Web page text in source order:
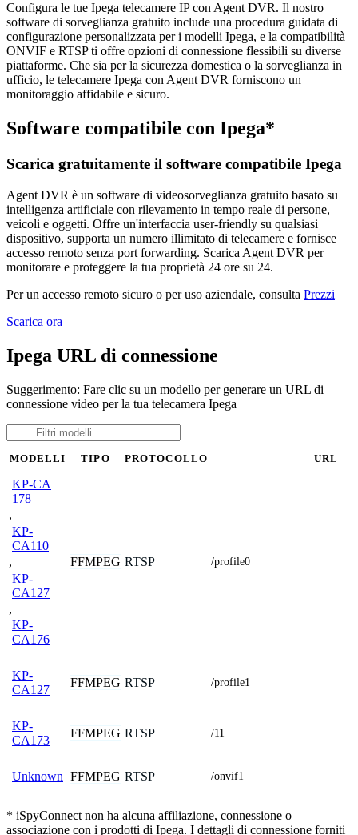
Configura le tue Ipega telecamere IP con Agent DVR. Il nostro
software di sorveglianza gratuito include una procedura guidata di
configurazione personalizzata per i modelli Ipega, e la compatibilità
ONVIF e RTSP ti offre opzioni di connessione flessibili su diverse
piattaforme. Che sia per la sicurezza domestica o la sorveglianza in
ufficio, le telecamere Ipega con Agent DVR forniscono un
monitoraggio affidabile e sicuro.
Software compatibile con Ipega*
Scarica gratuitamente il software compatibile Ipega
Agent DVR è un software di videosorveglianza gratuito basato su
intelligenza artificiale con rilevamento in tempo reale di persone,
veicoli e oggetti. Offre un'interfaccia user-friendly su qualsiasi
dispositivo, supporta un numero illimitato di telecamere e fornisce
accesso remoto senza port forwarding. Scarica Agent DVR per
monitorare e proteggere la tua proprietà 24 ore su 24.
Per un accesso remoto sicuro o per uso aziendale, consulta Prezzi
Scarica ora
Ipega URL di connessione
Suggerimento: Fare clic su un modello per generare un URL di
connessione video per la tua telecamera Ipega
MODELLI TIPO PROTOCOLLO URL
KP-CA
178
,
KP-
CA110
,
KP-
CA127
,
KP-
CA176
FFMPEG RTSP /profile0
KP-
CA127
FFMPEG RTSP /profile1
KP-
CA173
FFMPEG RTSP /11
Unknown FFMPEG RTSP /onvif1
* iSpyConnect non ha alcuna affiliazione, connessione o
associazione con i prodotti di Ipega. I dettagli di connessione forniti